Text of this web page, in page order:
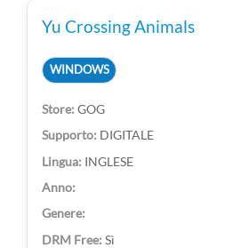
Yu Crossing Animals
WINDOWS
GOG
DIGITALE
INGLESE
Sì